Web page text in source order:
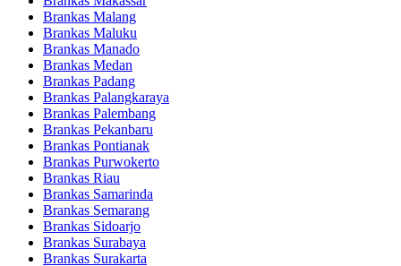
Brankas Malang
Brankas Maluku
Brankas Manado
Brankas Medan
Brankas Padang
Brankas Palangkaraya
Brankas Palembang
Brankas Pekanbaru
Brankas Pontianak
Brankas Purwokerto
Brankas Riau
Brankas Samarinda
Brankas Semarang
Brankas Sidoarjo
Brankas Surabaya
Brankas Surakarta